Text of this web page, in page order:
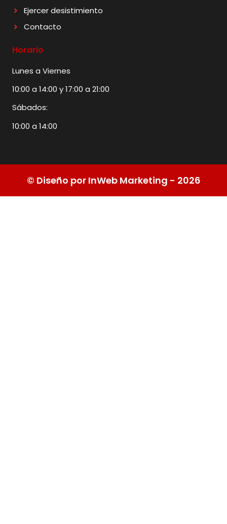
Ejercer desistimiento
Contacto
Horario
Lunes a Viernes
10:00 a 14:00 y 17:00 a 21:00
Sábados:
10:00 a 14:00
© Diseño por InWeb Marketing - 2026